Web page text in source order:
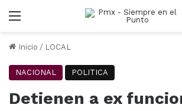
Menu
Inicio / LOCAL
NACIONAL POLITICA
Detienen a ex